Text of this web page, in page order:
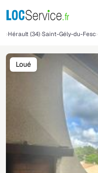
Hérault (34) Saint-Gély-du-Fesc
Loué